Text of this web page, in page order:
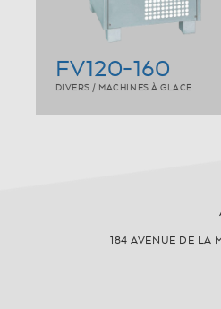
FV120-160
DIVERS / MACHINES À GLACE
184 AVENUE DE LA